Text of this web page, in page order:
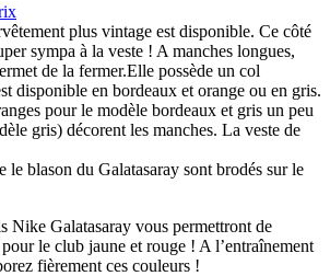
plus vintage est disponible. Ce côté
sympa à la veste ! A manches longues,
de la fermer.Elle possède un col
disponible en bordeaux et orange ou en gris.
pour le modèle bordeaux et gris un peu
gris) décorent les manches. La veste de
blason du Galatasaray sont brodés sur le
Nike Galatasaray vous permettront de
le club jaune et rouge ! A l’entraînement
fièrement ces couleurs !